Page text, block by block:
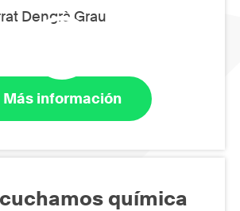
Dengrà Grau
Más información
química